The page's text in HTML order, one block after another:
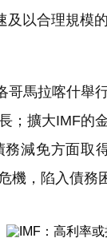
以合理規模的
馬拉喀什舉
；擴大IMF的
減免方面取
機，陷入債務